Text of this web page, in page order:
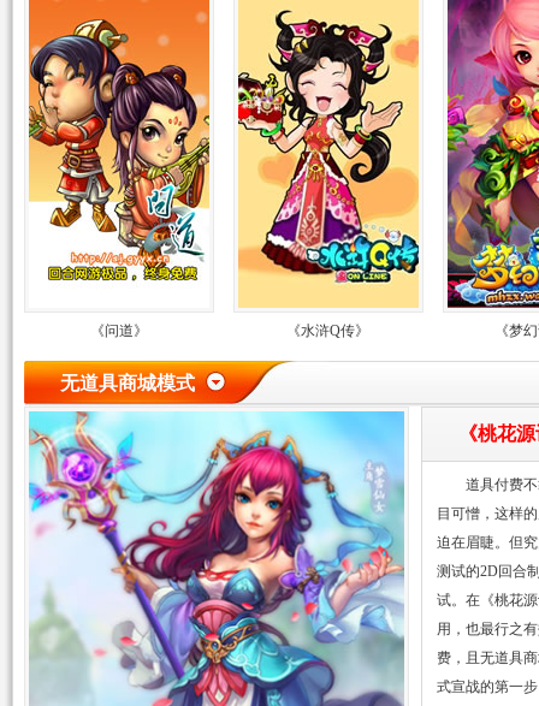
《问道》 《水浒Q传》 《梦
无道具商城模式
《桃花
道具付费
目可憎，这样
迫在眉睫。但
测试的2D回合
试。在《桃花
用，也最行之
费，且无道具
式宣战的第一